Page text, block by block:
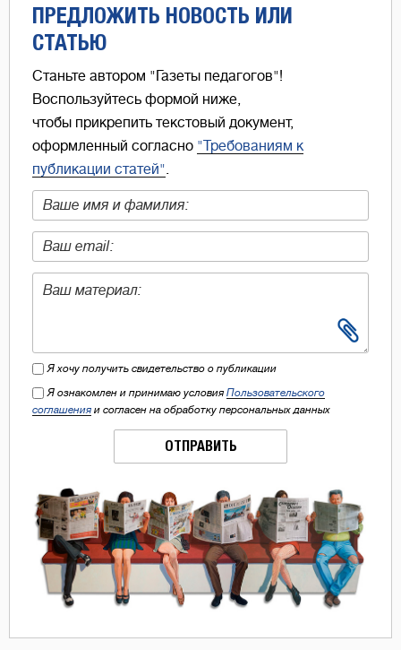
ПРЕДЛОЖИТЬ НОВОСТЬ ИЛИ
СТАТЬЮ
Станьте автором "Газеты педагогов"!
Воспользуйтесь формой ниже,
чтобы прикрепить текстовый документ,
оформленный согласно "Требованиям к
публикации статей".
Я хочу получить свидетельство о публикации
Я ознакомлен и принимаю условия Пользовательского
соглашения и согласен на обработку персональных данных
ОТПРАВИТЬ